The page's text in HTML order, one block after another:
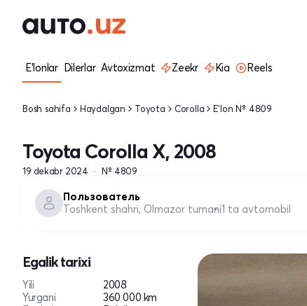
E'lonlar Dilerlar Avtoxizmat Zeekr Kia Reels
Bosh sahifa Haydalgan Toyota Corolla E'lon № 4809
Toyota Corolla X, 2008
19 dekabr 2024 № 4809
Пользователь
Toshkent shahri, Olmazor tumani1 ta avtomobil
Egalik tarixi
Yili
2008
Yurgani
360 000 km